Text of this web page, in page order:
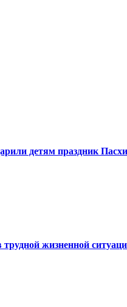
детям праздник Пасхи
жизненной